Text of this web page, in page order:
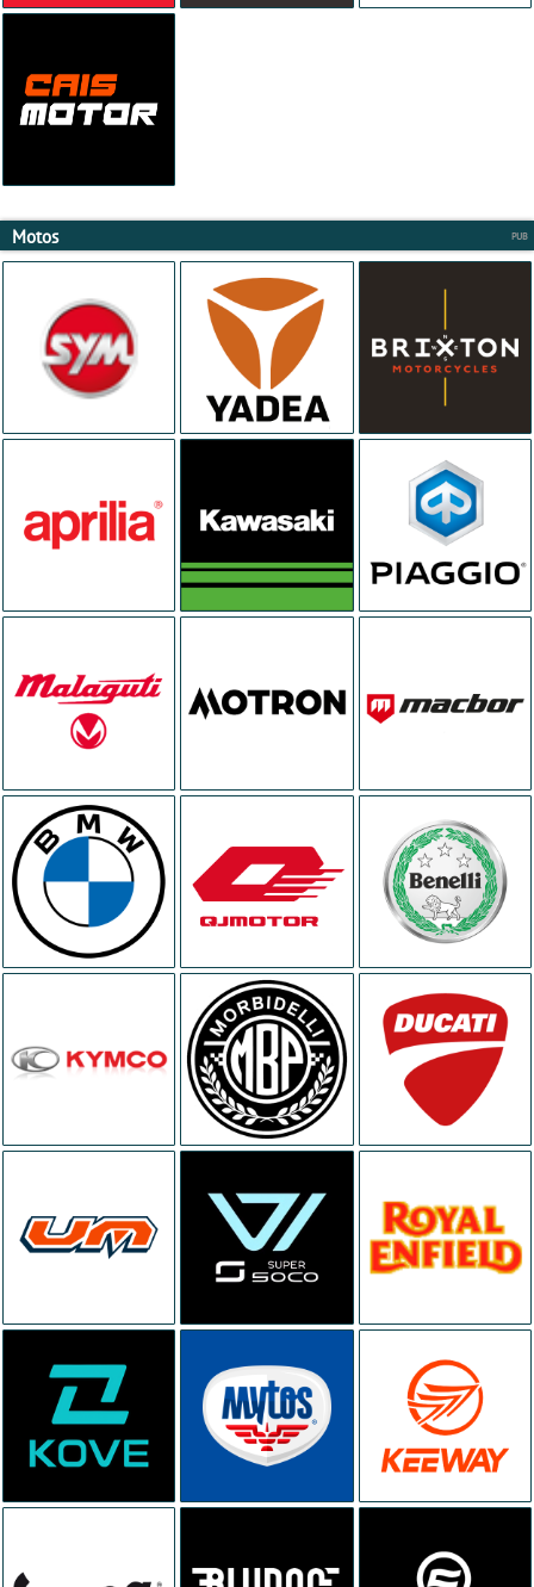
Motos